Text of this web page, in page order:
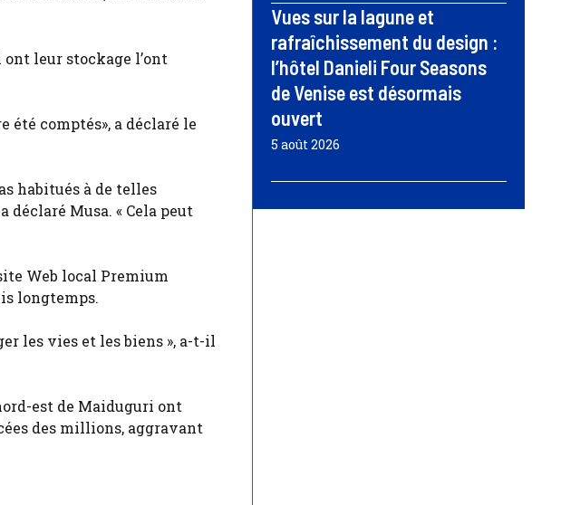
ont leur stockage l’ont
été comptés», a déclaré le
habitués à de telles
déclaré Musa. « Cela peut
Web local Premium
longtemps.
les vies et les biens », a-t-il
est de Maiduguri ont
des millions, aggravant
Vues sur la lagune et
rafraîchissement du design :
l’hôtel Danieli Four Seasons
de Venise est désormais
ouvert
5 août 2026